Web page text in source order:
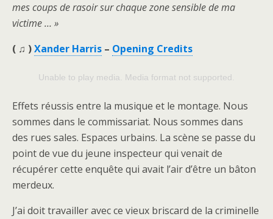
mes coups de rasoir sur chaque zone sensible de ma
victime … »
( ♫ )Xander Harris – Opening Credits
Unable to play media. Media format not supported.
Effets réussis entre la musique et le montage. Nous
sommes dans le commissariat. Nous sommes dans
des rues sales. Espaces urbains. La scène se passe du
point de vue du jeune inspecteur qui venait de
récupérer cette enquête qui avait l’air d’être un bâton
merdeux.
J’ai doit travailler avec ce vieux briscard de la criminelle